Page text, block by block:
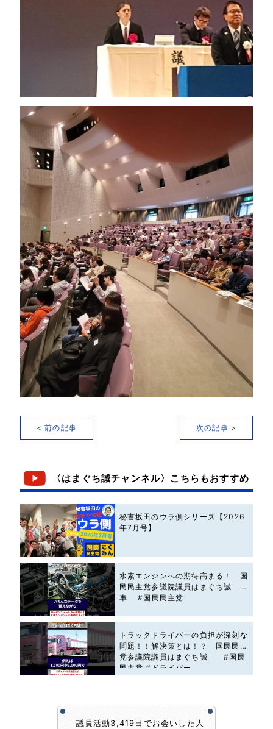
< 前の記事 次の記事 >
〈はまぐち誠チャンネル〉こちらもおすすめ
秘書坂田のウラ側シリーズ【2026
年7月号】
水素エンジンへの期待高まる！ 国
民民主党参議院議員はまぐち誠 #
車 #国民民主党
トラックドライバーの負担が深刻な
問題！！解決策とは！？ 国民民主
党参議院議員はまぐち誠 #国民
民主党 #ドライバー
議員活動3,419日でお会いした人